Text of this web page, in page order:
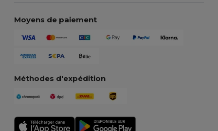
Moyens de paiement
Méthodes d'expédition